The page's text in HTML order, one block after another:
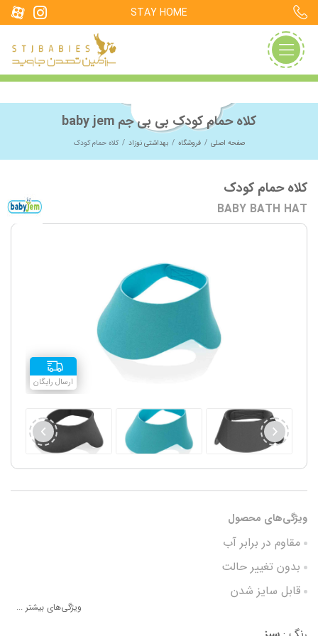
STAY HOME
کلاه حمام کودک بی بی جم baby jem
صفحه اصلی فروشگاه بهداشتی نوزاد کلاه حمام کودک
کلاه حمام کودک
BABY BATH HAT
ارسال رایگان
ویژگی‌های محصول
مقاوم در برابر آب
بدون تغییر حالت
قابل سایز شدن
ویژگی‌های بیشتر ...